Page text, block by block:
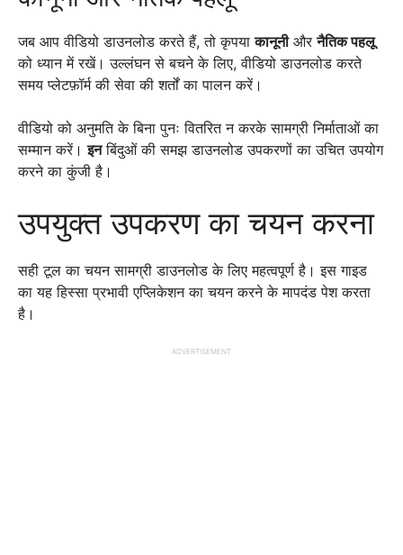
जब आप वीडियो डाउनलोड करते हैं, तो कृपयाकानूनीऔरनैतिक पहलू
को ध्यान में रखें। उल्लंघन से बचने के लिए, वीडियो डाउनलोड करते
समय प्लेटफ़ॉर्म की सेवा की शर्तों का पालन करें।
वीडियो को अनुमति के बिना पुनः वितरित न करके सामग्री निर्माताओं का
सम्मान करें।इनबिंदुओं की समझ डाउनलोड उपकरणों का उचित उपयोग
करने का कुंजी है।
उपयुक्त उपकरण का चयन करना
सही टूल का चयन सामग्री डाउनलोड के लिए महत्वपूर्ण है। इस गाइड
का यह हिस्सा प्रभावी एप्लिकेशन का चयन करने के मापदंड पेश करता
है।
ADVERTISEMENT